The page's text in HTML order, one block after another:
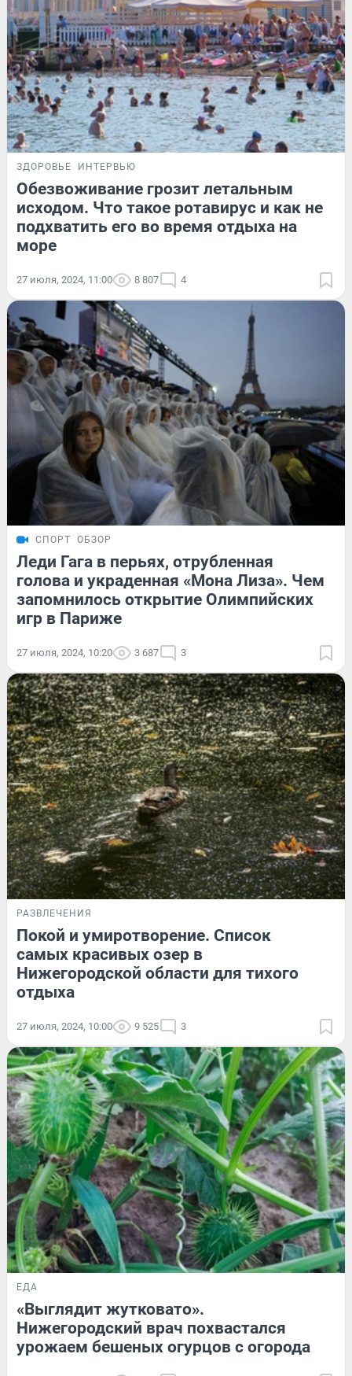
ЗДОРОВЬЕ ИНТЕРВЬЮ
Обезвоживание грозит летальным
исходом. Что такое ротавирус и как не
подхватить его во время отдыха на
море
27 июля, 2024, 11:00 8 807 4
СПОРТ ОБЗОР
Леди Гага в перьях, отрубленная
голова и украденная «Мона Лиза». Чем
запомнилось открытие Олимпийских
игр в Париже
27 июля, 2024, 10:20 3 687 3
РАЗВЛЕЧЕНИЯ
Покой и умиротворение. Список
самых красивых озер в
Нижегородской области для тихого
отдыха
27 июля, 2024, 10:00 9 525 3
ЕДА
«Выглядит жутковато».
Нижегородский врач похвастался
урожаем бешеных огурцов с огорода